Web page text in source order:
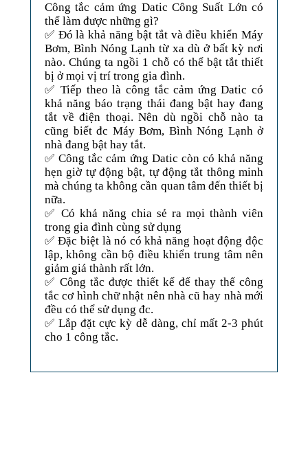
Công tắc cảm ứng Datic Công Suất Lớn có
thể làm được những gì?
✅ Đó là khả năng bật tắt và điều khiển Máy
Bơm, Bình Nóng Lạnh từ xa dù ở bất kỳ nơi
nào. Chúng ta ngồi 1 chỗ có thể bật tắt thiết
bị ở mọi vị trí trong gia đình.
✅ Tiếp theo là công tắc cảm ứng Datic có
khả năng báo trạng thái đang bật hay đang
tắt về điện thoại. Nên dù ngồi chỗ nào ta
cũng biết đc Máy Bơm, Bình Nóng Lạnh ở
nhà đang bật hay tắt.
✅ Công tắc cảm ứng Datic còn có khả năng
hẹn giờ tự động bật, tự động tắt thông minh
mà chúng ta không cần quan tâm đến thiết bị
nữa.
✅ Có khả năng chia sẻ ra mọi thành viên
trong gia đình cùng sử dụng
✅ Đặc biệt là nó có khả năng hoạt động độc
lập, không cần bộ điều khiển trung tâm nên
giảm giá thành rất lớn.
✅ Công tắc được thiết kế để thay thế công
tắc cơ hình chữ nhật nên nhà cũ hay nhà mới
đều có thể sử dụng đc.
✅ Lắp đặt cực kỳ dễ dàng, chỉ mất 2-3 phút
cho 1 công tắc.